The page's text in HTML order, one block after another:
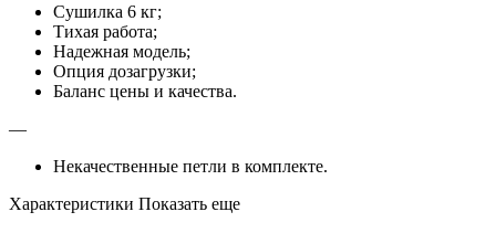
Сушилка 6 кг;
Тихая работа;
Надежная модель;
Опция дозагрузки;
Баланс цены и качества.
—
Некачественные петли в комплекте.
Характеристики Показать еще